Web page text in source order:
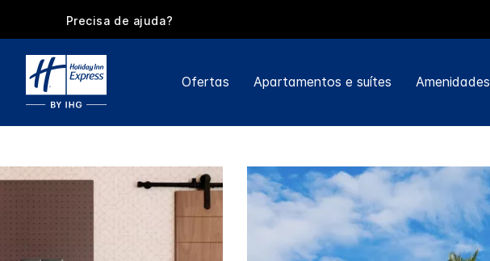
Precisa de ajuda?
Ofertas Apartamentos e suítes Amenidades